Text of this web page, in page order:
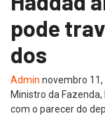
pode
dos
Admin novembro 11,
Ministro da
com o parecer do